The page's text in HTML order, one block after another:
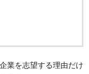
業を志望する理由だけ